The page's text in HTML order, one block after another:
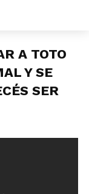
A TOTO
Y SE
SER